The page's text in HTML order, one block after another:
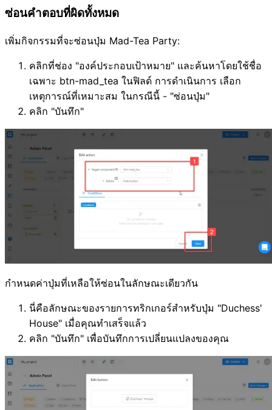
ซ่อนคำตอบที่ผิดทั้งหมด
เพิ่มกิจกรรมที่จะซ่อนปุ่ม Mad-Tea Party:
คลิกที่ช่อง "องค์ประกอบเป้าหมาย" และค้นหาโดยใช้ชื่อ
เฉพาะ btn-mad_tea ในฟิลด์ การดำเนินการ เลือก
เหตุการณ์ที่เหมาะสม ในกรณีนี้ - "ซ่อนปุ่ม"
คลิก "บันทึก"
กำหนดค่าปุ่มที่เหลือให้ซ่อนในลักษณะเดียวกัน
นี่คือลักษณะของรายการทริกเกอร์สำหรับปุ่ม "Duchess'
House" เมื่อคุณทำเสร็จแล้ว
คลิก "บันทึก" เพื่อบันทึกการเปลี่ยนแปลงของคุณ